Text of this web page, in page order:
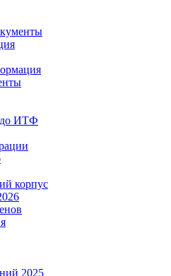
ИТФ
корпус
2025